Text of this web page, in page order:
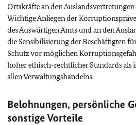
Ortskräfte an den
Wichtige Anliegen der
des Auswärtigen Amts und an den
die Sensibilisierung der Beschäftigten
Schutz vor möglichen
hoher ethisch-rechtlicher Standards als
allen Verwaltungshandelns.
Belohnungen, persönliche
sonstige Vorteile